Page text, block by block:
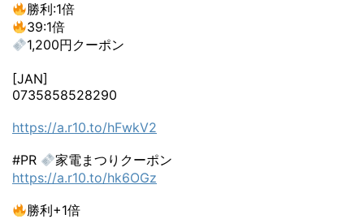
勝利:1倍
39:1倍
1,200円クーポン
[JAN]
0735858528290
https://a.r10.to/hFwkV2
#PR
家電まつりクーポン
https://a.r10.to/hk6OGz
勝利+1倍